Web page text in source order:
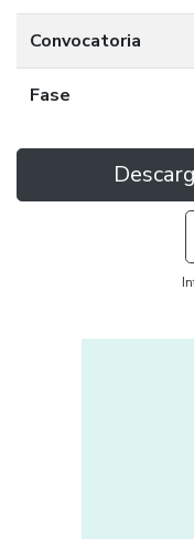
Convocatoria
Fase